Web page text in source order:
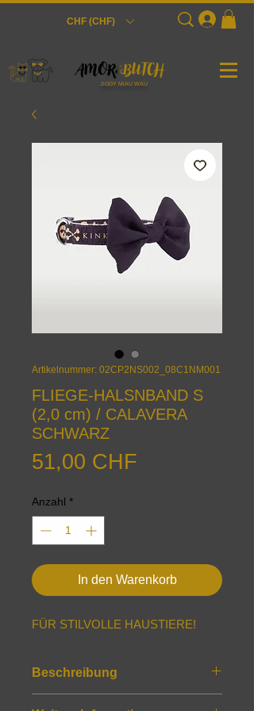
CHF (CHF) Login
JiGGY MiAU WAU
Artikelnummer: 02CP2NS002_08C1NM001
FLIEGE-HALSNBAND S
(2,0 cm) / CALAVERA
SCHWARZ
51,00 CHF
Anzahl *
In den Warenkorb
FÜR STILVOLLE HAUSTIERE!
Beschreibung